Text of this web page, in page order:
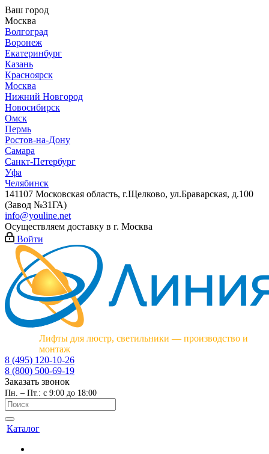
Ваш город
Москва
Волгоград
Воронеж
Екатеринбург
Казань
Красноярск
Москва
Нижний Новгород
Новосибирск
Омск
Пермь
Ростов-на-Дону
Самара
Санкт-Петербург
Уфа
Челябинск
141107 Московская область, г.Щелково, ул.Браварская, д.100
(Завод №31ГА)
info@youline.net
Осуществляем доставку в г. Москва
Войти
Лифты для люстр, светильники — производство и
монтаж
8 (495) 120-10-26
8 (800) 500-69-19
Заказать звонок
Пн. – Пт.: с 9:00 до 18:00
Каталог